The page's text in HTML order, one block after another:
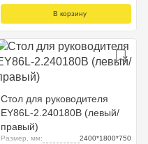
В корзину
Стол для руководителя
EY86L-2.240180B (левый/
правый)
Размер, мм: 2400*1800*750